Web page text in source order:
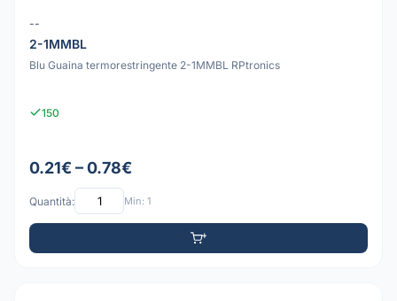
--
2-1MMBL
Blu Guaina termorestringente 2-1MMBL RPtronics
150
0.21€ – 0.78€
Quantità: Min: 1